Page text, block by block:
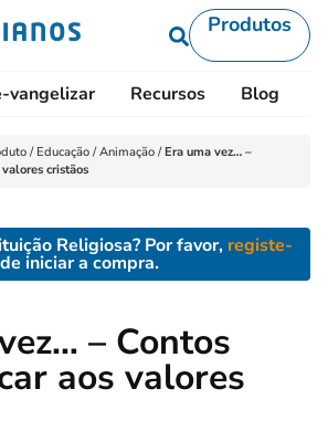
Produtos
vangelizar Recursos Blog
/ Educação /Animação /Era uma vez… –
cristãos
Religiosa? Por favor, registe-
iniciar a compra.
– Contos
aos valores